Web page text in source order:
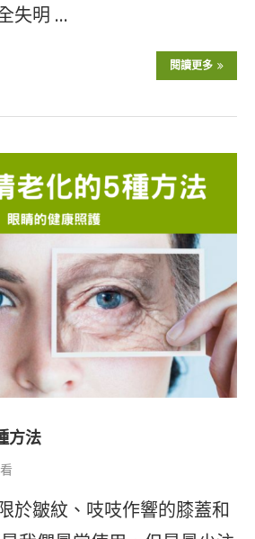
失明 …
閱讀更多
方法
於皺紋、吱吱作響的膝蓋和